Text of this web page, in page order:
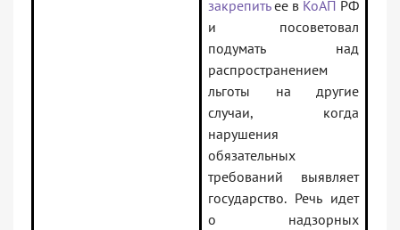
закрепитьее в КоАП РФ
и посоветовал
подумать над
распространением
льготы на другие
случаи, когда
нарушения
обязательных
требований выявляет
государство. Речь идет
о надзорных